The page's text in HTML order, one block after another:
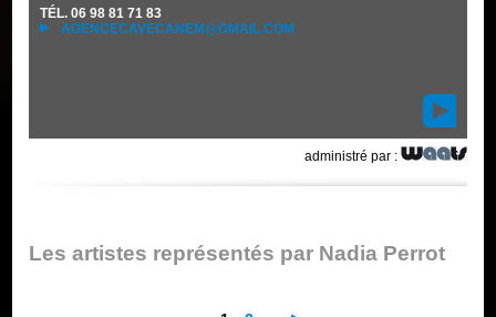
TÉL.06 98 81 71 83
AGENCECAVECANEM@GMAIL.COM
administré par :
Les artistes représentés par Nadia Perrot